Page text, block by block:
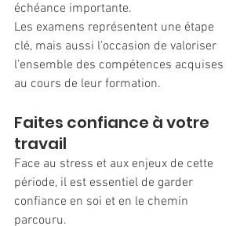
échéance importante.
Les examens représentent une étape
clé, mais aussi l’occasion de valoriser
l’ensemble des compétences acquises
au cours de leur formation.
Faites confiance à votre
travail
Face au stress et aux enjeux de cette
période, il est essentiel de garder
confiance en soi et en le chemin
parcouru.